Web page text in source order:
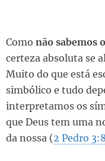
Como não sabemos
certeza absoluta se
Muito do que está
simbólico e tudo
interpretamos os
que Deus tem uma
da nossa (2 Pedro 3:8